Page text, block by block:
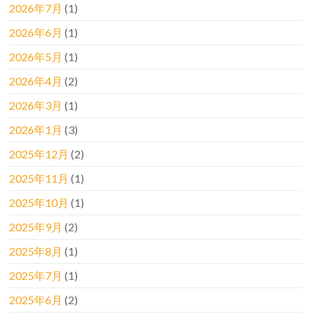
2026年7月 (1)
2026年6月 (1)
2026年5月 (1)
2026年4月 (2)
2026年3月 (1)
2026年1月 (3)
2025年12月 (2)
2025年11月 (1)
2025年10月 (1)
2025年9月 (2)
2025年8月 (1)
2025年7月 (1)
2025年6月 (2)